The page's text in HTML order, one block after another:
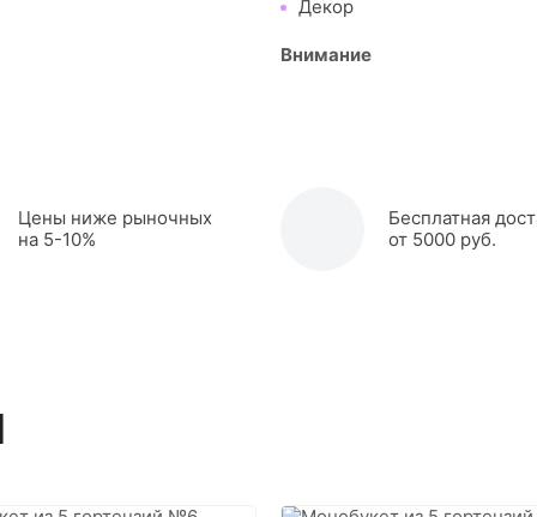
Декор
Внимание
Цены ниже рыночных
на 5-10%
Бесплатная
от 5000 руб.